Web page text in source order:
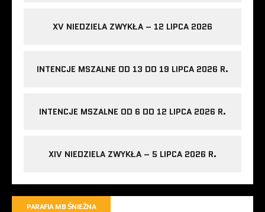
XV NIEDZIELA ZWYKŁA – 12 LIPCA 2026
INTENCJE MSZALNE OD 13 DO 19 LIPCA 2026 R.
INTENCJE MSZALNE OD 6 DO 12 LIPCA 2026 R.
XIV NIEDZIELA ZWYKŁA – 5 LIPCA 2026 R.
PARAFIA MB ŚNIEŻNA